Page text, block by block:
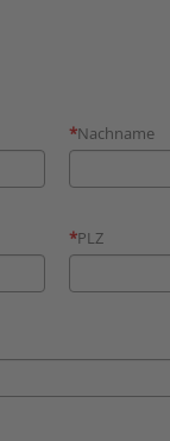
Nachname
PLZ